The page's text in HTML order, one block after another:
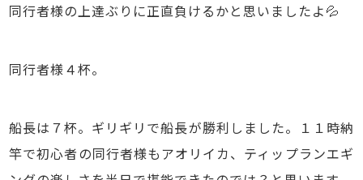
同行者様の上達ぶりに正直負けるかと思いましたよ💦
同行者様４杯。
船長は７杯。ギリギリで船長が勝利しました。１１時納
竿で初心者の同行者様もアオリイカ、ティップランエギ